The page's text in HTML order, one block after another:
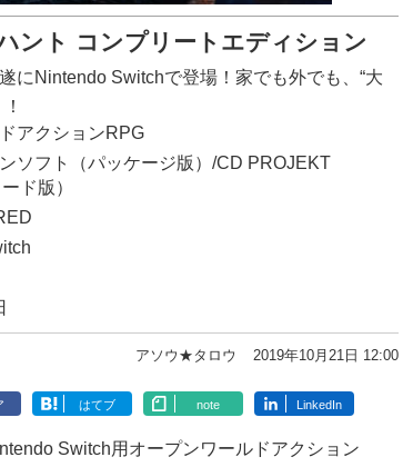
ント コンプリートエディション
にNintendo Switchで登場！家でも外でも、“大
アクションRPG
ソフト（パッケージ版）/CD PROJEKT
ド版）
アソウ★タロウ 2019年10月21日 12:00
はてブ note LinkedIn
Switch用オープンワールドアクション